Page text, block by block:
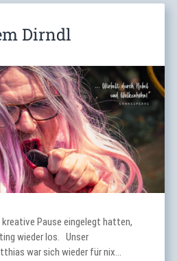
Dirndl
kreative Pause eingelegt hatten,
wieder los. Unser
war sich wieder für nix…